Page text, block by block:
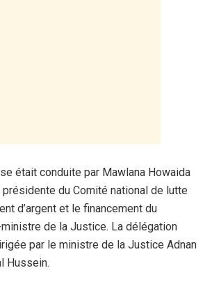
était conduite par Mawlana Howaida
du Comité national de lutte
d’argent et le financement du
de la Justice. La délégation
par le ministre de la Justice Adnan
Hussein.